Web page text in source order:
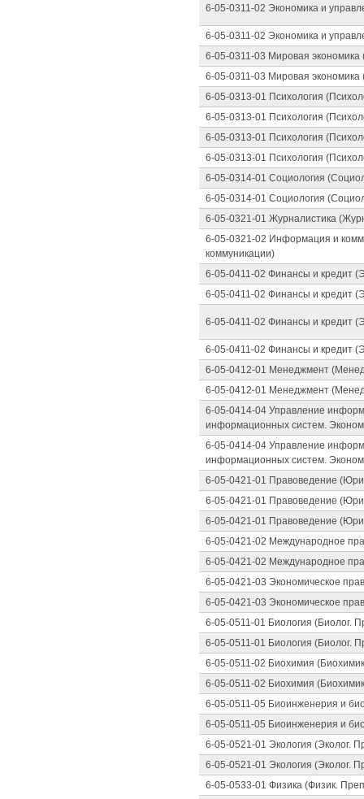
6-05-0311-02 Экономика и
6-05-0311-02 Экономика и
6-05-0311-03 Мировая экономика
6-05-0311-03 Мировая экономика
6-05-0313-01 Психология
6-05-0313-01 Психология
6-05-0313-01 Психология
6-05-0313-01 Психология
6-05-0314-01 Социология
6-05-0314-01 Социология
6-05-0321-01 Журналистика
6-05-0321-02 Информация и
коммуникации)
6-05-0411-02 Финансы и кредит
6-05-0411-02 Финансы и кредит
6-05-0411-02 Финансы и кредит
6-05-0411-02 Финансы и кредит
6-05-0412-01 Менеджмент
6-05-0412-01 Менеджмент
6-05-0414-04 Управление
информационных систем.
6-05-0414-04 Управление
информационных систем.
6-05-0421-01 Правоведение
6-05-0421-01 Правоведение
6-05-0421-01 Правоведение
6-05-0421-02 Международное
6-05-0421-02 Международное
6-05-0421-03 Экономическое
6-05-0421-03 Экономическое
6-05-0511-01 Биология (Биолог.
6-05-0511-01 Биология (Биолог.
6-05-0511-02 Биохимия
6-05-0511-02 Биохимия
6-05-0511-05 Биоинженерия и
6-05-0511-05 Биоинженерия и
6-05-0521-01 Экология (Эколог.
6-05-0521-01 Экология (Эколог.
6-05-0533-01 Физика (Физик.